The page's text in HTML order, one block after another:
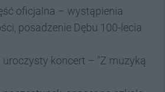
oficjalna – wystąpienia
posadzenie Dębu 100-lecia
uroczysty koncert – "Z muzyką